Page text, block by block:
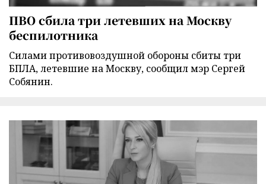
ПВО сбила три летевших на Москву
беспилотника
Силами противовоздушной обороны сбиты три
БПЛА, летевшие на Москву, сообщил мэр Сергей
Собянин.